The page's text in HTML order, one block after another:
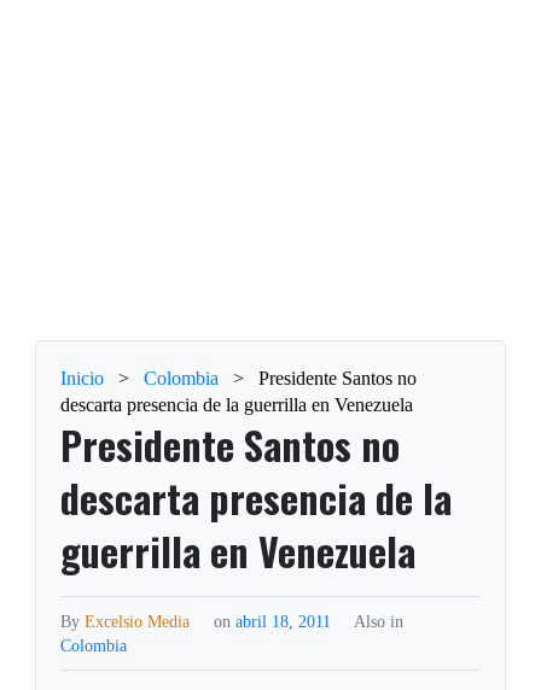
Inicio > Colombia >
Presidente Santos no
descarta presencia de la guerrilla en Venezuela
Presidente Santos no
descarta presencia de la
guerrilla en Venezuela
ByExcelsio Media on abril 18, 2011
Also in
Colombia